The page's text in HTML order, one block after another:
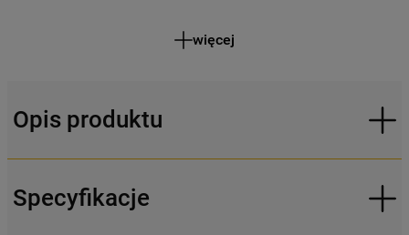
więcej
Opis produktu
Specyfikacje